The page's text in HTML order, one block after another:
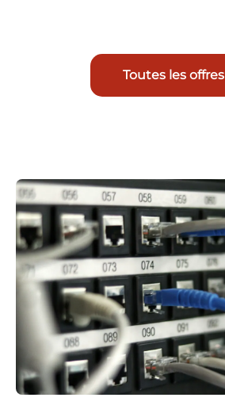
Toutes les offres